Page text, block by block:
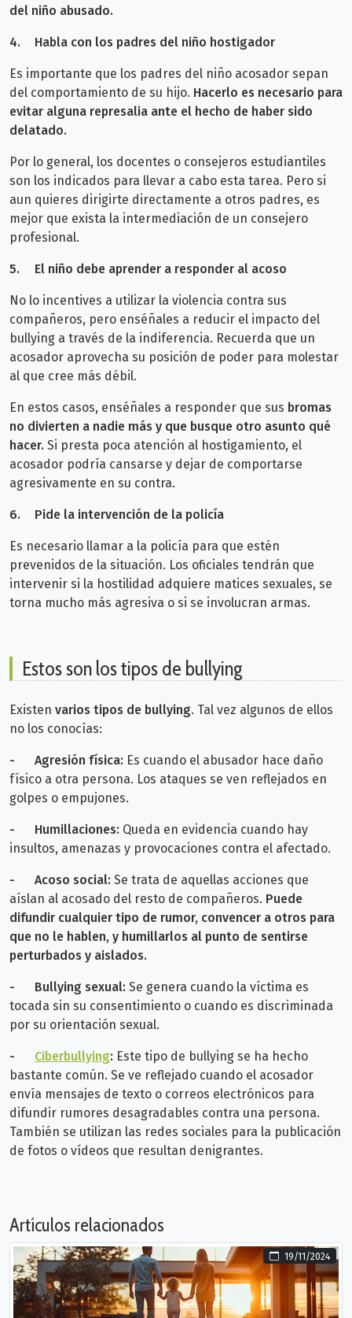
del niño abusado.
4. Habla con los padres del niño hostigador
Es importante que los padres del niño acosador sepan
del comportamiento de su hijo. Hacerlo es necesario para
evitar alguna represalia ante el hecho de haber sido
delatado.
Por lo general, los docentes o consejeros estudiantiles
son los indicados para llevar a cabo esta tarea. Pero si
aun quieres dirigirte directamente a otros padres, es
mejor que exista la intermediación de un consejero
profesional.
5. El niño debe aprender a responder al acoso
No lo incentives a utilizar la violencia contra sus
compañeros, pero enséñales a reducir el impacto del
bullying a través de la indiferencia. Recuerda que un
acosador aprovecha su posición de poder para molestar
al que cree más débil.
En estos casos, enséñales a responder que sus bromas
no divierten a nadie más y que busque otro asunto qué
hacer. Si presta poca atención al hostigamiento, el
acosador podría cansarse y dejar de comportarse
agresivamente en su contra.
6. Pide la intervención de la policía
Es necesario llamar a la policía para que estén
prevenidos de la situación. Los oficiales tendrán que
intervenir si la hostilidad adquiere matices sexuales, se
torna mucho más agresiva o si se involucran armas.
Estos son los tipos de bullying
Existen varios tipos de bullying. Tal vez algunos de ellos
no los conocías:
- Agresión física: Es cuando el abusador hace daño
físico a otra persona. Los ataques se ven reflejados en
golpes o empujones.
- Humillaciones: Queda en evidencia cuando hay
insultos, amenazas y provocaciones contra el afectado.
- Acoso social: Se trata de aquellas acciones que
aíslan al acosado del resto de compañeros. Puede
difundir cualquier tipo de rumor, convencer a otros para
que no le hablen, y humillarlos al punto de sentirse
perturbados y aislados.
- Bullying sexual: Se genera cuando la víctima es
tocada sin su consentimiento o cuando es discriminada
por su orientación sexual.
- Ciberbullying: Este tipo de bullying se ha hecho
bastante común. Se ve reflejado cuando el acosador
envía mensajes de texto o correos electrónicos para
difundir rumores desagradables contra una persona.
También se utilizan las redes sociales para la publicación
de fotos o vídeos que resultan denigrantes.
Artículos relacionados
19/11/2024